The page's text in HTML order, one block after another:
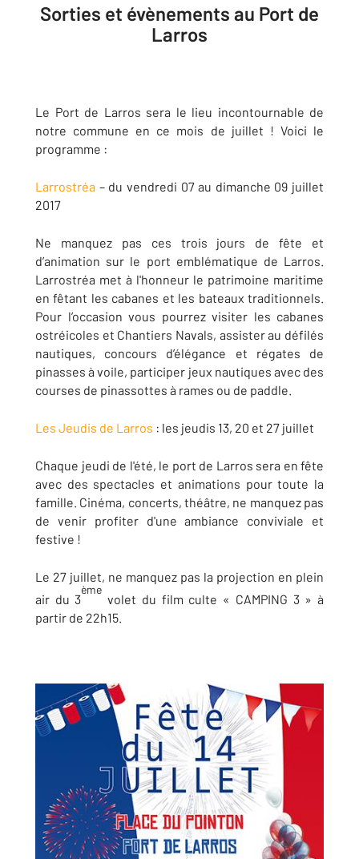
Sorties et évènements au Port de
Larros
Le Port de Larros sera le lieu incontournable de
notre commune en ce mois de juillet ! Voici le
programme :
Larrostréa – du vendredi 07 au dimanche 09 juillet
2017
Ne manquez pas ces trois jours de fête et
d’animation sur le port emblématique de Larros.
Larrostréa met à l'honneur le patrimoine maritime
en fêtant les cabanes et les bateaux traditionnels.
Pour l’occasion vous pourrez visiter les cabanes
ostréicoles et Chantiers Navals, assister au défilés
nautiques, concours d’élégance et régates de
pinasses à voile, participer jeux nautiques avec des
courses de pinassottes à rames ou de paddle.
Les Jeudis de Larros : les jeudis 13, 20 et 27 juillet
Chaque jeudi de l'été, le port de Larros sera en fête
avec des spectacles et animations pour toute la
famille. Cinéma, concerts, théâtre, ne manquez pas
de venir profiter d'une ambiance conviviale et
festive !
Le 27 juillet, ne manquez pas la projection en plein
air du 3
ème
volet du film culte « CAMPING 3 » à
partir de 22h15.